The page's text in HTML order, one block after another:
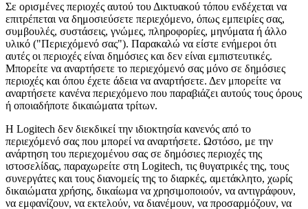
Σε ορισμένες περιοχές αυτού του Δικτυακού τόπου ενδέχεται να
επιτρέπεται να δημοσιεύσετε περιεχόμενο, όπως εμπειρίες σας,
συμβουλές, συστάσεις, γνώμες, πληροφορίες, μηνύματα ή άλλο
υλικό ("Περιεχόμενό σας"). Παρακαλώ να είστε ενήμεροι ότι
αυτές οι περιοχές είναι δημόσιες και δεν είναι εμπιστευτικές.
Μπορείτε να αναρτήσετε το περιεχόμενό σας μόνο σε δημόσιες
περιοχές και όπου έχετε άδεια να αναρτήσετε. Δεν μπορείτε να
αναρτήσετε κανένα περιεχόμενο που παραβιάζει αυτούς τους όρους
ή οποιαδήποτε δικαιώματα τρίτων.
Η Logitech δεν διεκδικεί την ιδιοκτησία κανενός από το
περιεχόμενό σας που μπορεί να αναρτήσετε. Ωστόσο, με την
ανάρτηση του περιεχομένου σας σε δημόσιες περιοχές της
ιστοσελίδας, παραχωρείτε στη Logitech, τις θυγατρικές της, τους
συνεργάτες και τους διανομείς της το διαρκές, αμετάκλητο, χωρίς
δικαιώματα χρήσης, δικαίωμα να χρησιμοποιούν, να αντιγράφουν,
να εμφανίζουν, να εκτελούν, να διανέμουν, να προσαρμόζουν, να